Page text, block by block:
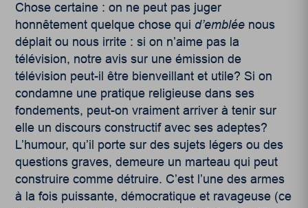
Chose certaine : on ne peut pas juger
honnêtement quelque chose qui d’emblée nous
déplait ou nous irrite : si on n’aime pas la
télévision, notre avis sur une émission de
télévision peut-il être bienveillant et utile? Si on
condamne une pratique religieuse dans ses
fondements, peut-on vraiment arriver à tenir sur
elle un discours constructif avec ses adeptes?
L’humour, qu’il porte sur des sujets légers ou des
questions graves, demeure un marteau qui peut
construire comme détruire. C’est l’une des armes
à la fois puissante, démocratique et ravageuse (ce